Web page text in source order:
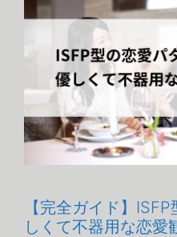
【完全ガイド】
しくて不器用な恋愛